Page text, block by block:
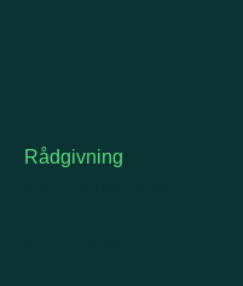
Rådgivning